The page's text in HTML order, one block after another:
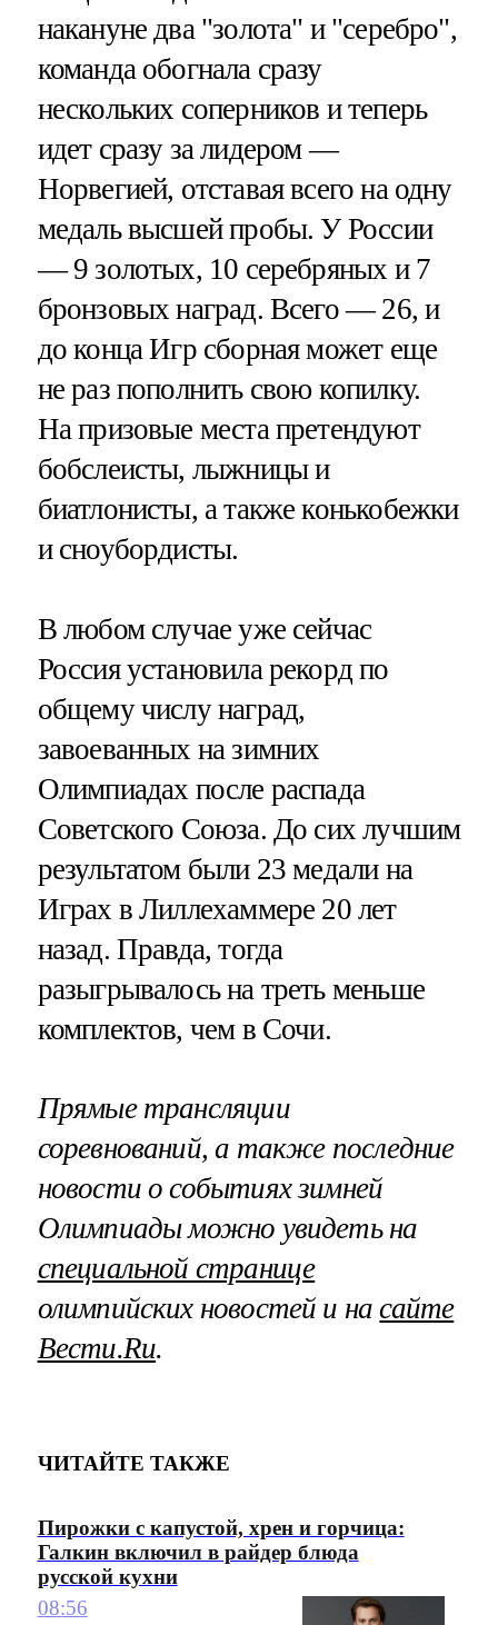
накануне два "золота" и "серебро",
команда обогнала сразу
нескольких соперников и теперь
идет сразу за лидером —
Норвегией, отставая всего на одну
медаль высшей пробы. У России
— 9 золотых, 10 серебряных и 7
бронзовых наград. Всего — 26, и
до конца Игр сборная может еще
не раз пополнить свою копилку.
На призовые места претендуют
бобслеисты, лыжницы и
биатлонисты, а также конькобежки
и сноубордисты.
В любом случае уже сейчас
Россия установила рекорд по
общему числу наград,
завоеванных на зимних
Олимпиадах после распада
Советского Союза. До сих лучшим
результатом были 23 медали на
Играх в Лиллехаммере 20 лет
назад. Правда, тогда
разыгрывалось на треть меньше
комплектов, чем в Сочи.
Прямые трансляции
соревнований, а также последние
новости о событиях зимней
Олимпиады можно увидеть на
специальной странице
олимпийских новостей и насайте
Вести.Ru.
ЧИТАЙТЕ ТАКЖЕ
Пирожки с капустой, хрен и горчица:
Галкин включил в райдер блюда
русской кухни
08:56